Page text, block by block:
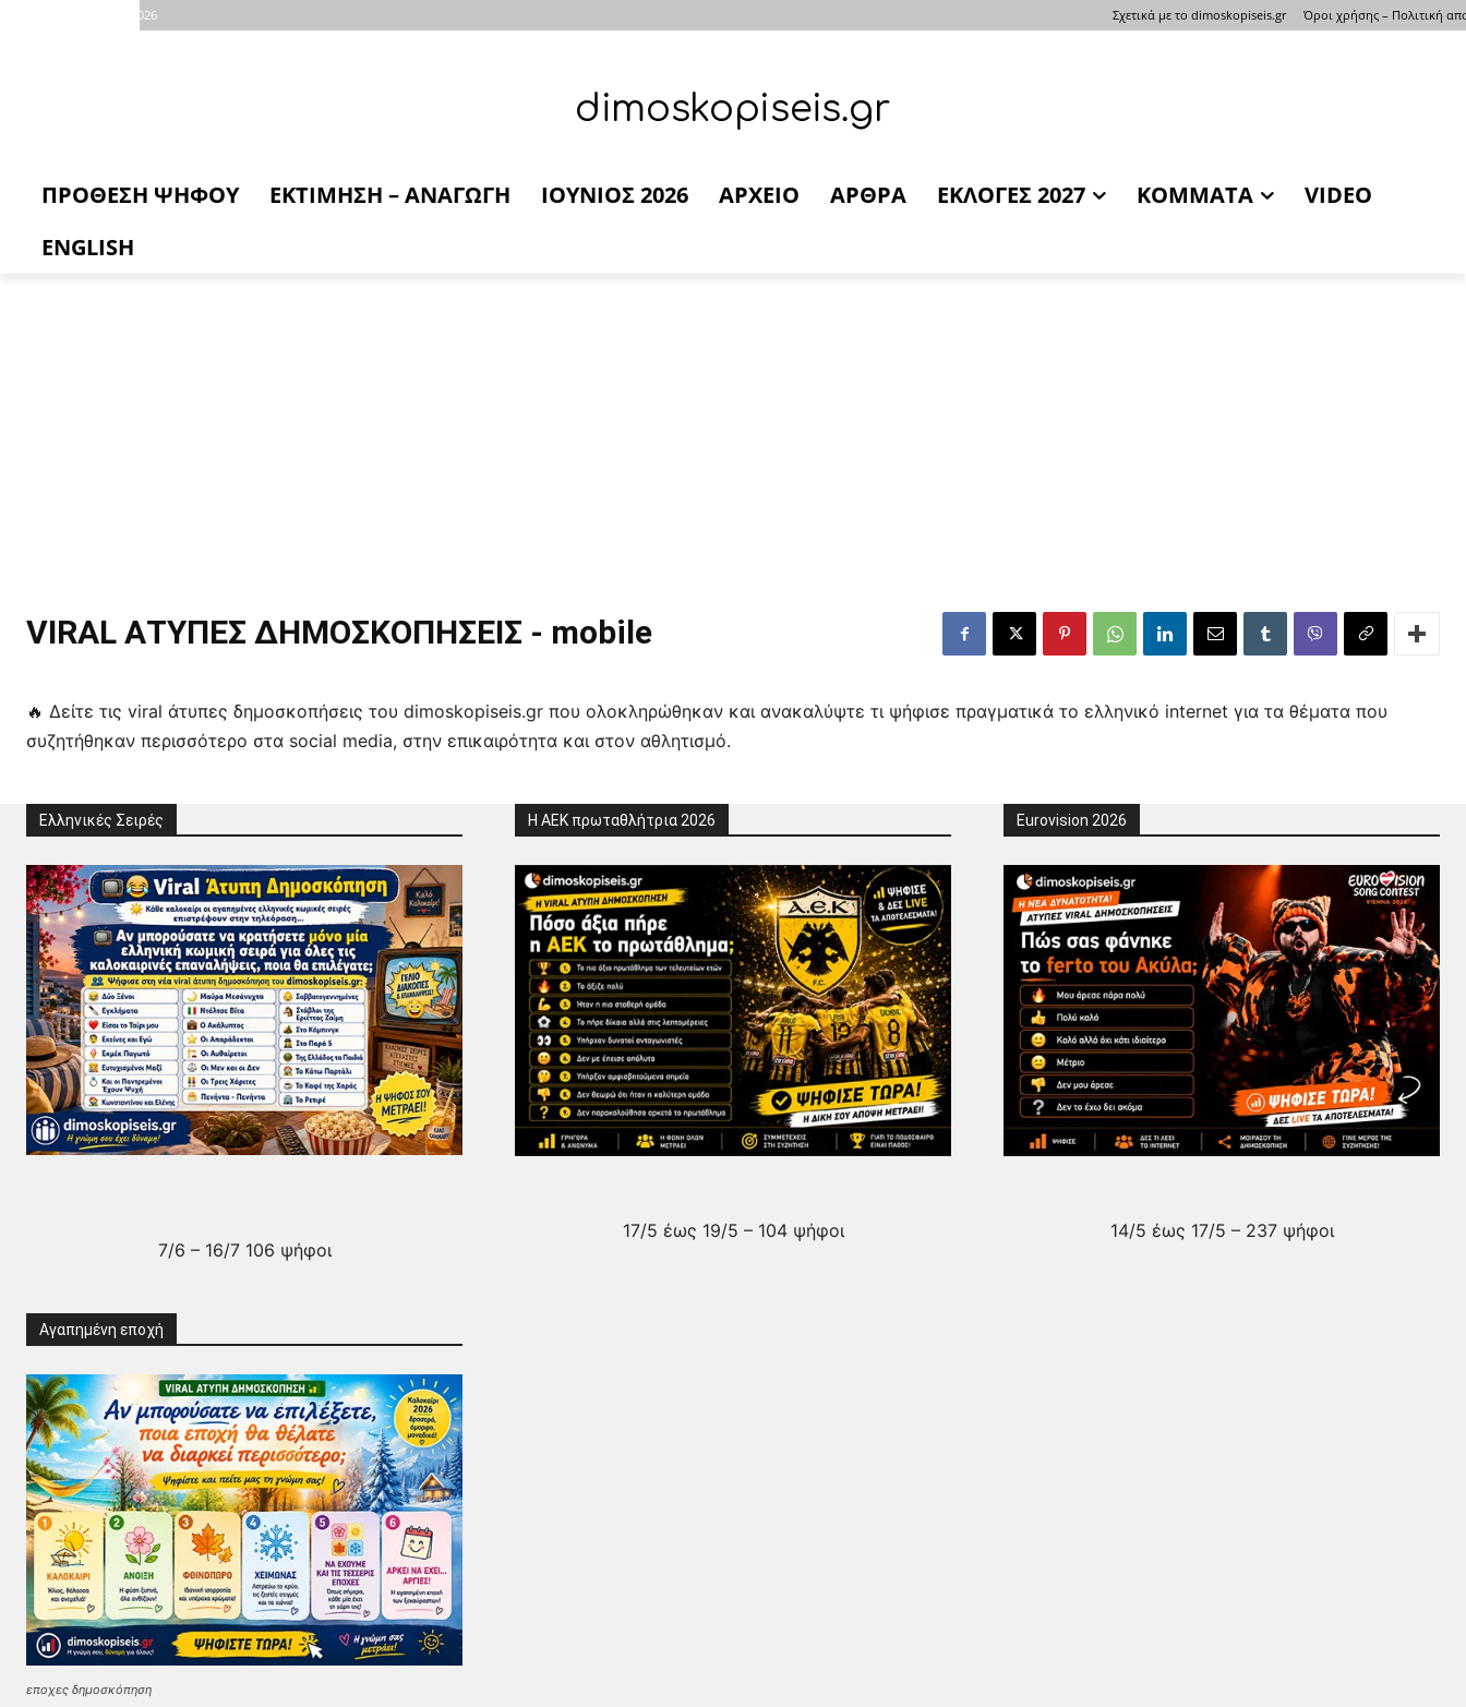
Πέμπτη, 6 Αυγούστου, 2026 Σχετικά με το dimoskopiseis.gr Όροι χρήσης – Πολιτική
ΠΡΟΘΕΣΗ ΨΗΦΟΥ ΕΚΤΙΜΗΣΗ – ΑΝΑΓΩΓΗ ΙΟΥΝΙΟΣ 2026 ΑΡΧΕΙΟ ΑΡΘΡΑ ΕΚΛΟΓΕΣ 2027 ΚΟΜΜΑΤΑ
VIDEO
ENGLISH
VIRAL ΑΤΥΠΕΣ ΔΗΜΟΣΚΟΠΗΣΕΙΣ - mobile
🔥 Δείτε τις viral άτυπες δημοσκοπήσεις του dimoskopiseis.gr που ολοκληρώθηκαν και ανακαλύψτε τι ψήφισε πραγματικά το ελληνικό internet για τα θέματα που
συζητήθηκαν περισσότερο στα social media, στην επικαιρότητα και στον αθλητισμό.
Ελληνικές Σειρές
7/6 – 16/7 106 ψήφοι
Αγαπημένη εποχή
εποχες δημοσκόπηση
Η ΑΕΚ πρωταθλήτρια 2026
17/5 έως 19/5 – 104 ψήφοι
Eurovision 2026
14/5 έως 17/5 – 237 ψήφοι